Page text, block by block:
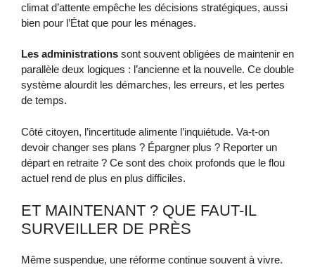
climat d’attente empêche les décisions stratégiques, aussi
bien pour l’État que pour les ménages.
Les administrations sont souvent obligées de maintenir en
parallèle deux logiques : l’ancienne et la nouvelle. Ce double
système alourdit les démarches, les erreurs, et les pertes
de temps.
Côté citoyen, l’incertitude alimente l’inquiétude. Va-t-on
devoir changer ses plans ? Épargner plus ? Reporter un
départ en retraite ? Ce sont des choix profonds que le flou
actuel rend de plus en plus difficiles.
ET MAINTENANT ? QUE FAUT-IL
SURVEILLER DE PRÈS
Même suspendue, une réforme continue souvent à vivre.